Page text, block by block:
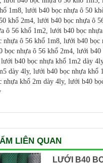
1m8, lưới b40 bọc nhựa ô 50
khổ 2m4, lưới b40 bọc nhựa ô
ô 56 khổ 1m2, lưới b40 bọc
nhựa ô 56 khổ 1m8, lưới b40 bọc
bọc nhựa ô 56 khổ 2m4, lưới b40
b40 bọc nhựa khổ 1m2 dày
dày 4ly, lưới b40 bọc nhựa khổ
nhựa khổ 2m dày 4ly, lưới b40
LIÊN QUAN
LƯỚI B40